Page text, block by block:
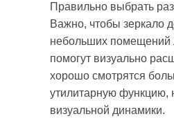
Правильно выбрать
Важно, чтобы зеркало
небольших помещений
помогут визуально
хорошо смотрятся
утилитарную функцию,
визуальной динамики.